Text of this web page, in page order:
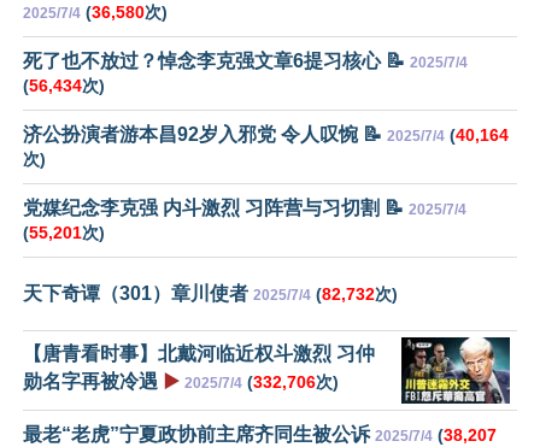
2025/7/4 (36,580次)
死了也不放过？悼念李克强文章6提习核心 📝 2025/7/4
(56,434次)
济公扮演者游本昌92岁入邪党 令人叹惋 📝 2025/7/4 (40,164
次)
党媒纪念李克强 内斗激烈 习阵营与习切割 📝 2025/7/4
(55,201次)
天下奇谭（301）章川使者 2025/7/4 (82,732次)
【唐青看时事】北戴河临近权斗激烈 习仲
勋名字再被冷遇 ▶️ 2025/7/4 (332,706次)
最老“老虎”宁夏政协前主席齐同生被公诉 2025/7/4 (38,207